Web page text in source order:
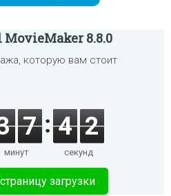
8.8.0
которую вам стоит
7
минут
4 2
секунд
загрузки